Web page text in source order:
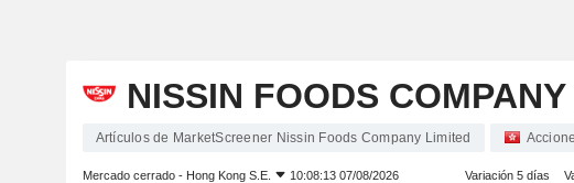
NISSIN FOODS
Artículos de MarketScreener Nissin Foods Company Limited
Mercado cerrado - Hong Kong S.E. 10:08:13 07/08/2026 Variación 5 días